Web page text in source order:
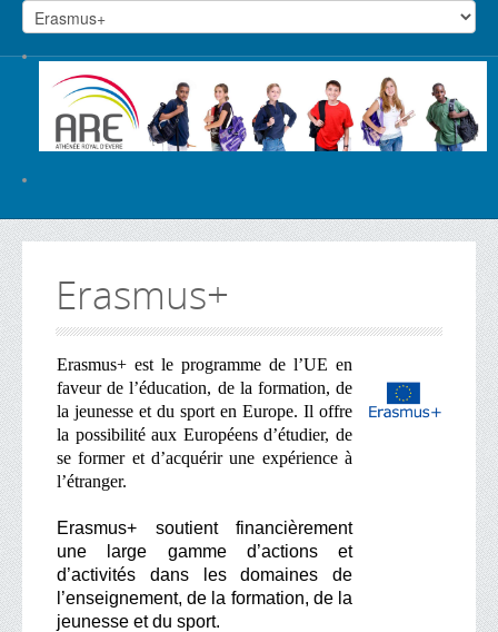
Erasmus+
Erasmus+ est le programme de l’UE en
faveur de l’éducation, de la formation, de
la jeunesse et du sport en Europe. Il offre
la possibilité aux Européens d’étudier, de
se former et d’acquérir une expérience à
l’étranger.
Erasmus+ soutient financièrement
une large gamme d’actions et
d’activités dans les domaines de
l’enseignement, de la formation, de la
jeunesse et du sport.